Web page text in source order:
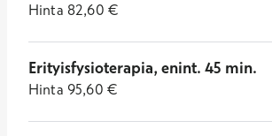
Hinta 82,60 €
Erityisfysioterapia, enint. 45 min.
Hinta 95,60 €